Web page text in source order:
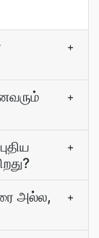
+
+
+
அல்ல,
+